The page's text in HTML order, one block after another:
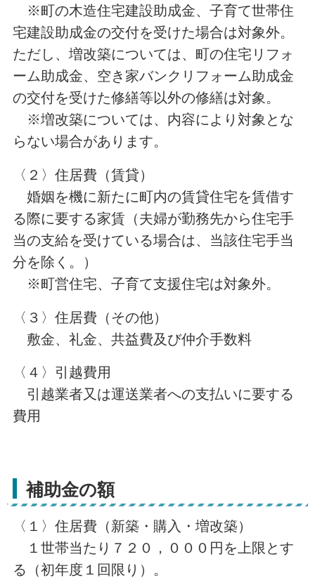
※町の木造住宅建設助成金、子育て世帯住
宅建設助成金の交付を受けた場合は対象外。
ただし、増改築については、町の住宅リフォ
ーム助成金、空き家バンクリフォーム助成金
の交付を受けた修繕等以外の修繕は対象。
※増改築については、内容により対象とな
らない場合があります。
〈２〉住居費（賃貸）
婚姻を機に新たに町内の賃貸住宅を賃借す
る際に要する家賃（夫婦が勤務先から住宅手
当の支給を受けている場合は、当該住宅手当
分を除く。）
※町営住宅、子育て支援住宅は対象外。
〈３〉住居費（その他）
敷金、礼金、共益費及び仲介手数料
〈４〉引越費用
引越業者又は運送業者への支払いに要する
費用
補助金の額
〈１〉住居費（新築・購入・増改築）
１世帯当たり７２０，０００円を上限とす
る（初年度１回限り）。